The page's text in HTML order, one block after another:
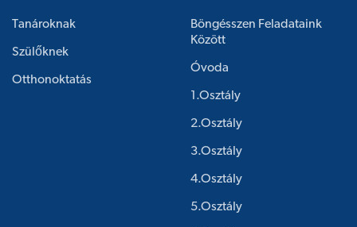
Tanároknak
Szülőknek
Otthonoktatás
Böngésszen Feladataink
Között
Óvoda
1.osztály
2.osztály
3.osztály
4.osztály
5.osztály